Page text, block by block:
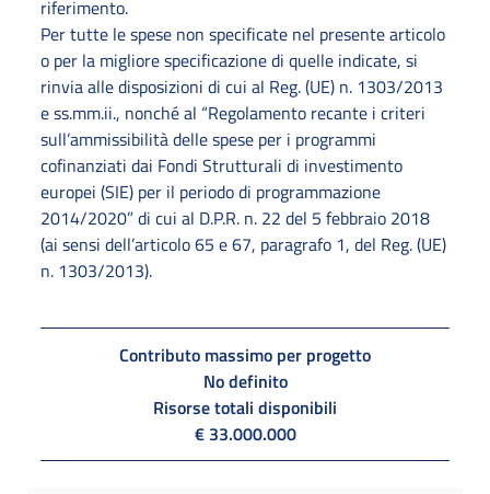
riferimento.
Per tutte le spese non specificate nel presente articolo
o per la migliore specificazione di quelle indicate, si
rinvia alle disposizioni di cui al Reg. (UE) n. 1303/2013
e ss.mm.ii., nonché al “Regolamento recante i criteri
sull’ammissibilità delle spese per i programmi
cofinanziati dai Fondi Strutturali di investimento
europei (SIE) per il periodo di programmazione
2014/2020” di cui al D.P.R. n. 22 del 5 febbraio 2018
(ai sensi dell’articolo 65 e 67, paragrafo 1, del Reg. (UE)
n. 1303/2013).
Contributo massimo per progetto
No definito
Risorse totali disponibili
€ 33.000.000